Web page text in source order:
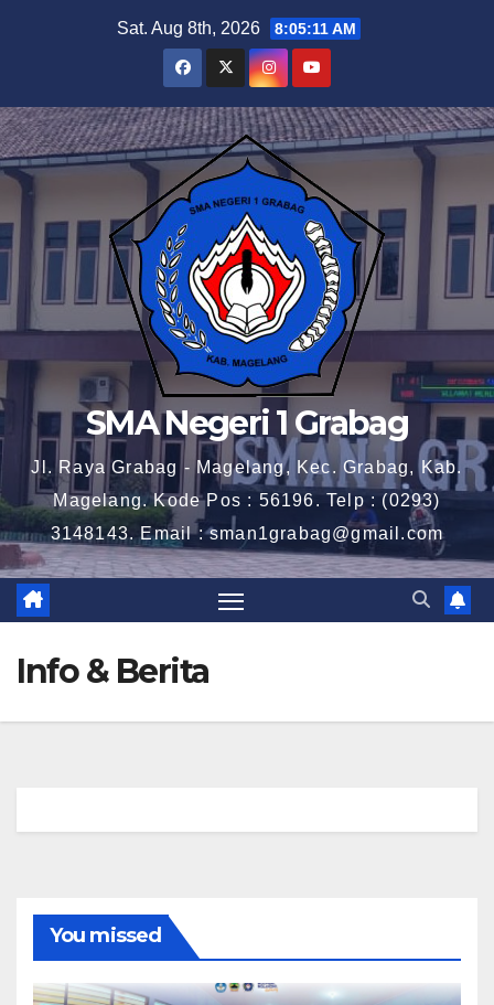
Sat. Aug 8th, 2026 8:05:12 AM
SMA Negeri 1 Grabag
Jl. Raya Grabag - Magelang, Kec. Grabag, Kab.
Magelang. Kode Pos : 56196. Telp : (0293)
3148143. Email : sman1grabag@gmail.com
Info & Berita
You missed